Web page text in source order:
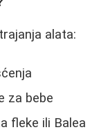
alata:
za bebe
fleke ili Balea